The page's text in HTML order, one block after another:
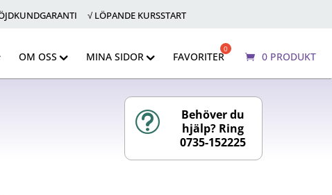
√ LÖPANDE KURSSTART
OM OSS MINA SIDOR FAVORITER 0 PRODUKT
t
Behöver du
hjälp? Ring
0735-152225